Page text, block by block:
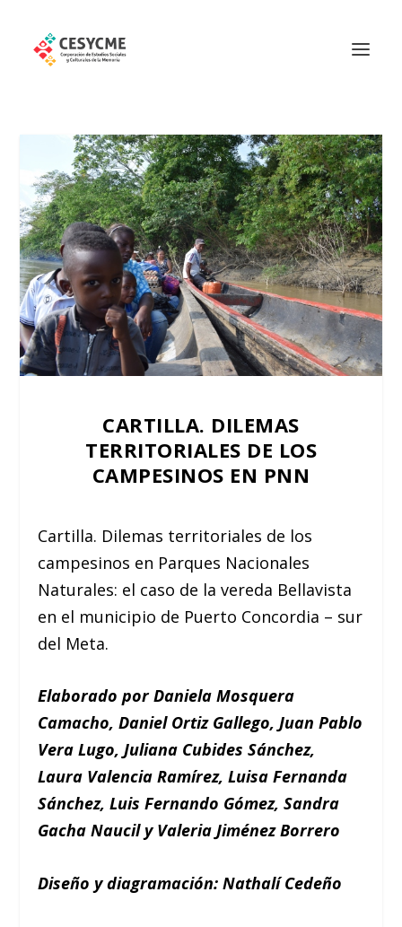
CARTILLA. DILEMAS
TERRITORIALES DE LOS
CAMPESINOS EN PNN
Cartilla. Dilemas territoriales de los
campesinos en Parques Nacionales
Naturales: el caso de la vereda Bellavista
en el municipio de Puerto Concordia – sur
del Meta.
Elaborado por Daniela Mosquera
Camacho, Daniel Ortiz Gallego, Juan Pablo
Vera Lugo, Juliana Cubides Sánchez,
Laura Valencia Ramírez, Luisa Fernanda
Sánchez, Luis Fernando Gómez, Sandra
Gacha Naucil y Valeria Jiménez Borrero
Diseño y diagramación: Nathalí Cedeño